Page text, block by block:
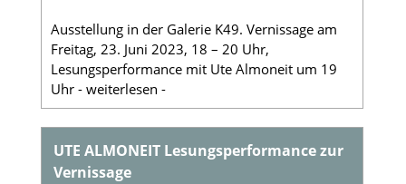
Ausstellung in der Galerie K49. Vernissage am
Freitag, 23. Juni 2023, 18 – 20 Uhr,
Lesungsperformance mit Ute Almoneit um 19
Uhr - weiterlesen -
UTE ALMONEIT Lesungsperformance zur
Vernissage